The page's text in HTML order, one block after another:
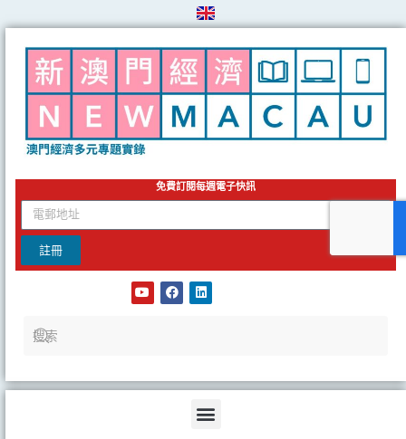
to
content
免費訂閱每週電子快訊
email
註冊
Y
o
F
a
L
i
Menu